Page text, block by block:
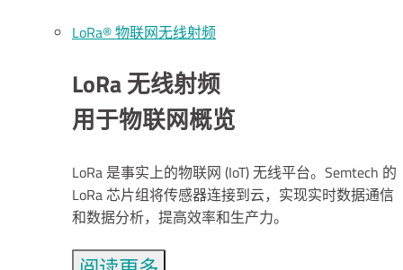
LoRa® 物联网无线射频
LoRa 无线射频
用于物联网概览
LoRa 是事实上的物联网 (IoT) 无线平台。Semtech 的
LoRa 芯片组将传感器连接到云，实现实时数据通信
和数据分析，提高效率和生产力。